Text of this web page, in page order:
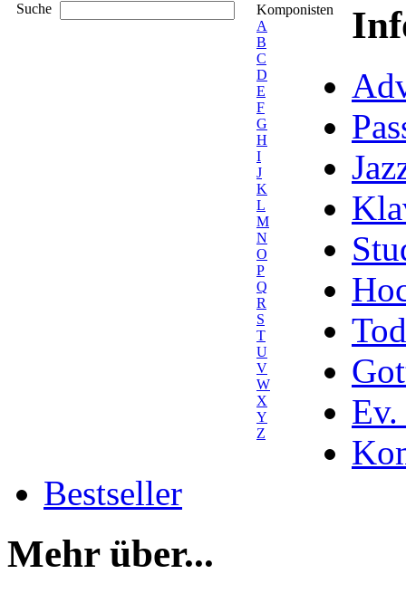
Suche
Komponisten
A
B
C
D
E
F
G
H
I
J
K
L
M
N
O
P
Q
R
S
T
U
V
W
X
Y
Z
Ev.
Bestseller
Mehr über...